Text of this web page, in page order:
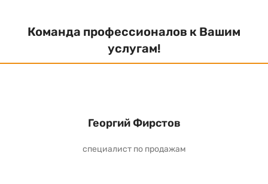
Команда профессионалов к Вашим
услугам!
Георгий Фирстов
специалист по продажам